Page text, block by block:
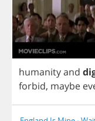
humanityand
forbid, maybe